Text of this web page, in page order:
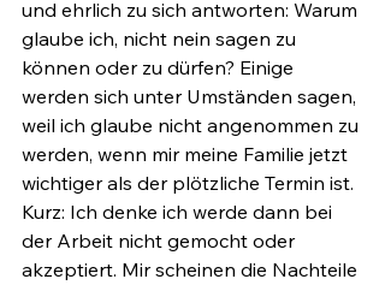
und ehrlich zu sich antworten: Warum
glaube ich, nicht nein sagen zu
können oder zu dürfen? Einige
werden sich unter Umständen sagen,
weil ich glaube nicht angenommen zu
werden, wenn mir meine Familie jetzt
wichtiger als der plötzliche Termin ist.
Kurz: Ich denke ich werde dann bei
der Arbeit nicht gemocht oder
akzeptiert. Mir scheinen die Nachteile